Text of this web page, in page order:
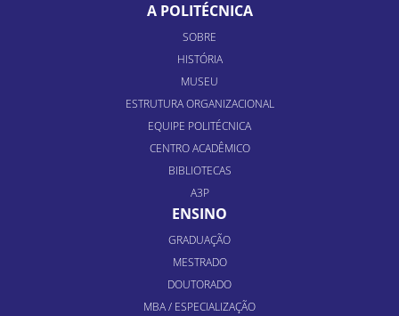
A POLITÉCNICA
SOBRE
HISTÓRIA
MUSEU
ESTRUTURA ORGANIZACIONAL
EQUIPE POLITÉCNICA
CENTRO ACADÊMICO
BIBLIOTECAS
A3P
ENSINO
GRADUAÇÃO
MESTRADO
DOUTORADO
MBA / ESPECIALIZAÇÃO